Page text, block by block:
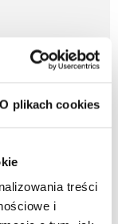
O plikach cookies
treści
i